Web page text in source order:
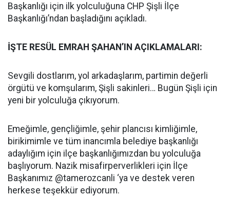
Başkanlığı için ilk yolculuğuna CHP Şişli İlçe
Başkanlığı’ndan başladığını açıkladı.
İŞTE RESÜL EMRAH ŞAHAN’IN AÇIKLAMALARI:
Sevgili dostlarım, yol arkadaşlarım, partimin değerli
örgütü ve komşularım, Şişli sakinleri… Bugün Şişli için
yeni bir yolculuğa çıkıyorum.
Emeğimle, gençliğimle, şehir plancısı kimliğimle,
birikimimle ve tüm inancımla belediye başkanlığı
adaylığım için ilçe başkanlığımızdan bu yolculuğa
başlıyorum. Nazik misafirperverlikleri için İlçe
Başkanımız @tamerozcanli ‘ya ve destek veren
herkese teşekkür ediyorum.